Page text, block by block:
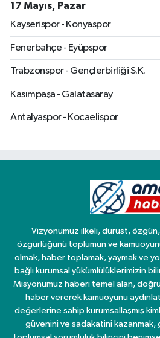
17 Mayıs, Pazar
Kayserispor - Konyaspor
Fenerbahçe - Eyüpspor
Trabzonspor - Gençlerbirliği S.K.
Kasımpaşa - Galatasaray
Antalyaspor - Kocaelispor
Vizyonumuz ilkeli, dürüst,
özgürlüğünü toplumun ve
olmak, haber toplamak, yaymak ve
bağlı kurumsal yükümlülüklerimizin
Misyonumuz haberi temel alan,
haber vererek kamuoyunu
değerlerine sahip kurumsallaşmış
güvenini ve sadakatini kazanmak,